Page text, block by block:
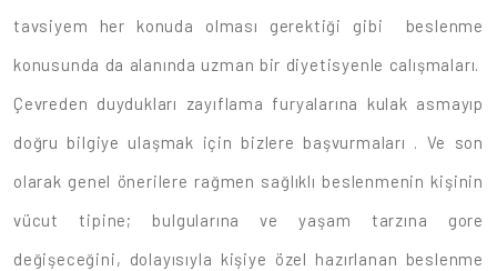
tavsiyem her konuda olması gerektiği gibi beslenme
konusunda da alanında uzman bir diyetisyenle calışmaları.
Çevreden duydukları zayıflama furyalarına kulak asmayıp
doğru bilgiye ulaşmak için bizlere başvurmaları . Ve son
olarak genel önerilere rağmen sağlıklı beslenmenin kişinin
vücut tipine; bulgularına ve yaşam tarzına gore
değişeceğini, dolayısıyla kişiye özel hazırlanan beslenme